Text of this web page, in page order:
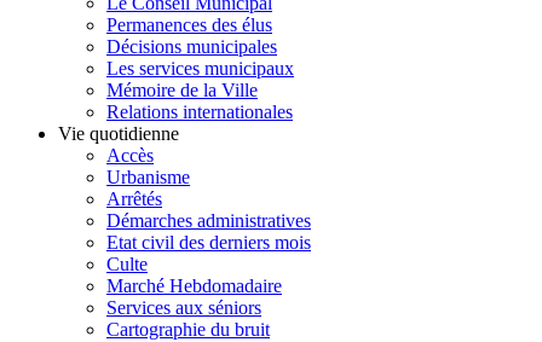
Permanences des élus
Décisions municipales
Les services municipaux
Mémoire de la Ville
Relations internationales
Vie quotidienne
Accès
Urbanisme
Arrêtés
Démarches administratives
Etat civil des derniers mois
Culte
Marché Hebdomadaire
Services aux séniors
Cartographie du bruit